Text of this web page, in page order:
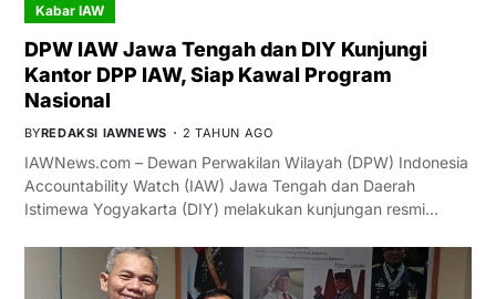
Kabar IAW
DPW IAW Jawa Tengah dan DIY Kunjungi
Kantor DPP IAW, Siap Kawal Program
Nasional
BYREDAKSI IAWNEWS 2 TAHUN AGO
IAWNews.com – Dewan Perwakilan Wilayah (DPW) Indonesia
Accountability Watch (IAW) Jawa Tengah dan Daerah
Istimewa Yogyakarta (DIY) melakukan kunjungan resmi…